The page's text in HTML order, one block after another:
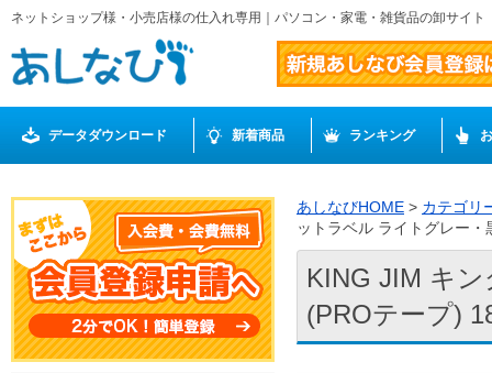
ネットショップ様・小売店様の仕入れ専用｜パソコン・家電・雑貨品の卸サイ
データダウンロード 新着商品 ランキング
あしなびHOME > カテゴリ
ットラベル ライトグレー
KING JIM キ
(PROテープ)